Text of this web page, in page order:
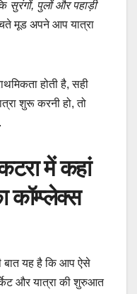
सुरंगों, पुलों और पहाड़ी
मूड अपने आप यात्रा
होती है, सही
शुरू करनी हो, तो
में कहां
कॉम्प्लेक्स
यह है कि आप ऐसे
और यात्रा की शुरुआत